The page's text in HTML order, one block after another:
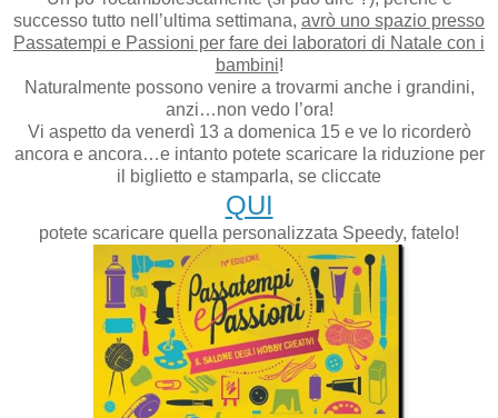
successo tutto nell’ultima settimana, avrò uno spazio presso
Passatempi e Passioni per fare dei laboratori di Natale con i
bambini!
Naturalmente possono venire a trovarmi anche i grandini,
anzi…non vedo l’ora!
Vi aspetto da venerdì 13 a domenica 15 e ve lo ricorderò
ancora e ancora…e intanto potete scaricare la riduzione per
il biglietto e stamparla, se cliccate
QUI
potete scaricare quella personalizzata Speedy, fatelo!